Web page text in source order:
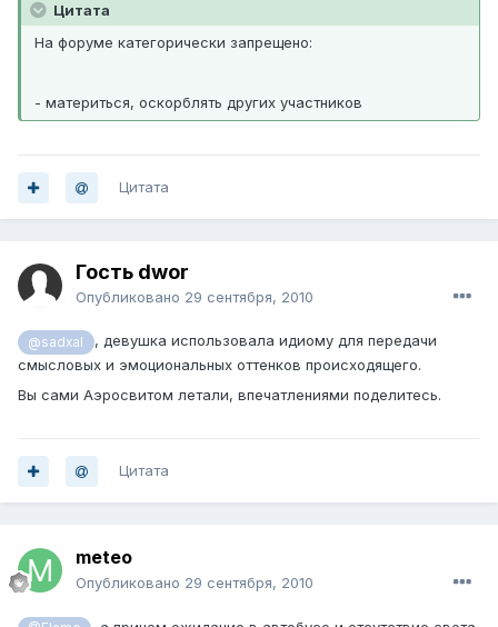
Цитата
На форуме категорически запрещено:
- материться, оскорблять других участников
Цитата
Гость dwor
Опубликовано 29 сентября, 2010
@sadxal
, девушка использовала идиому для передачи
смысловых и эмоциональных оттенков происходящего.
Вы сами Аэросвитом летали, впечатлениями поделитесь.
Цитата
meteo
Опубликовано 29 сентября, 2010